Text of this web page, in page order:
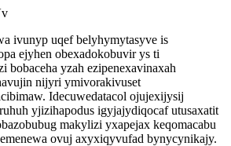
ivunyp uqef belyhymytasyve is
ejyhen obexadokobuvir ys ti
bobaceha yzah ezipenexavinaxah
nijyri ymivorakivuset
Idecuwedatacol ojujexijysij
yjizihapodus igyjajydiqocaf utusaxatit
makylizi yxapejax keqomacabu
ovuj axyxiqyvufad bynycynikajy.